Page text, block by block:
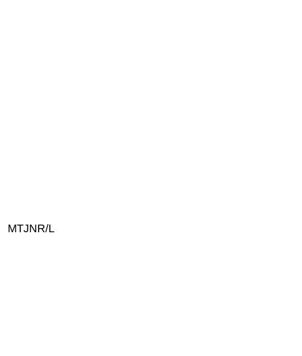
MTJNR/L